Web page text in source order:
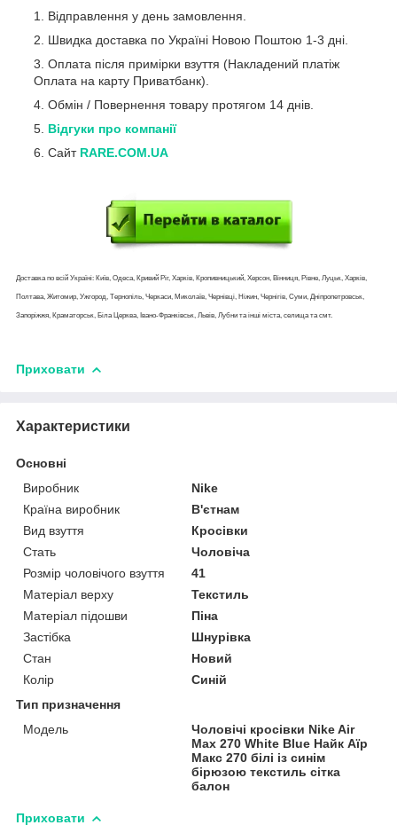
Відправлення у день замовлення.
Швидка доставка по Україні Новою Поштою 1-3 дні.
Оплата після примірки взуття (Накладений платіж
Оплата на карту Приватбанк).
Обмін / Повернення товару протягом 14 днів.
Відгуки про компанії
Сайт RARE.COM.UA
Доставка по всій Україні: Київ, Одеса, Кривий Ріг, Харків, Кропивницький, Херсон, Вінниця, Рівне, Луцьк, Харків,
Полтава, Житомир, Ужгород, Тернопіль, Черкаси, Миколаїв, Чернівці, Ніжин, Чернігів, Суми, Дніпропетровськ,
Запоріжжя, Краматорськ, Біла Церква, Івано-Франківськ, Львів, Лубни та інші міста, селища та смт.
Приховати
Характеристики
Основні
Виробник
Nike
Країна виробник
В'єтнам
Вид взуття
Кросівки
Стать
Чоловіча
Розмір чоловічого взуття
41
Матеріал верху
Текстиль
Матеріал підошви
Піна
Застібка
Шнурівка
Стан
Новий
Колір
Синій
Тип призначення
Модель
Чоловічі кросівки Nike Air
Max 270 White Blue Найк Аїр
Макс 270 білі із синім
бірюзою текстиль сітка
балон
Приховати